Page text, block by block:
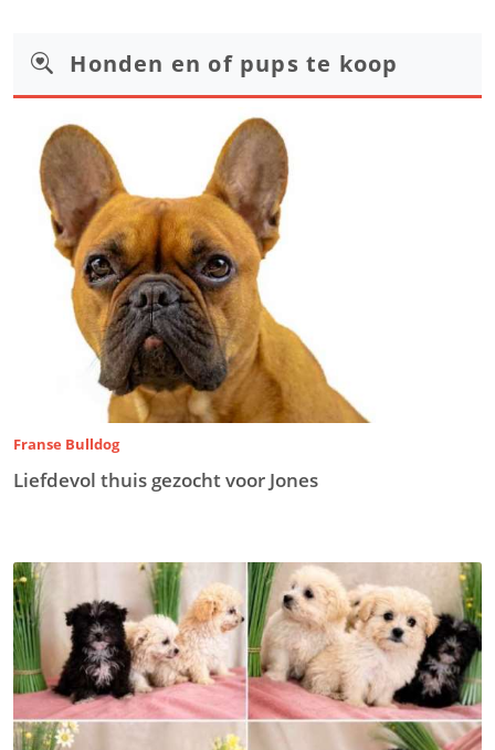
Honden en of pups te koop
Franse Bulldog
Liefdevol thuis gezocht voor Jones